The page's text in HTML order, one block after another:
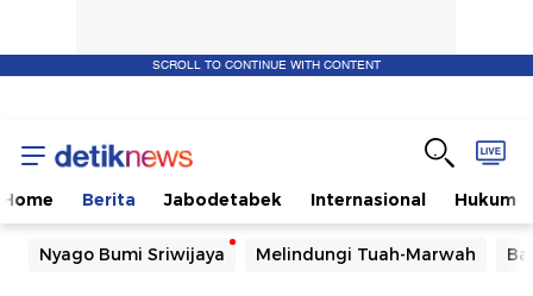
SCROLL TO CONTINUE WITH CONTENT
Home Berita Jabodetabek Internasional Hukum
Nyago Bumi Sriwijaya Melindungi Tuah-Marwah